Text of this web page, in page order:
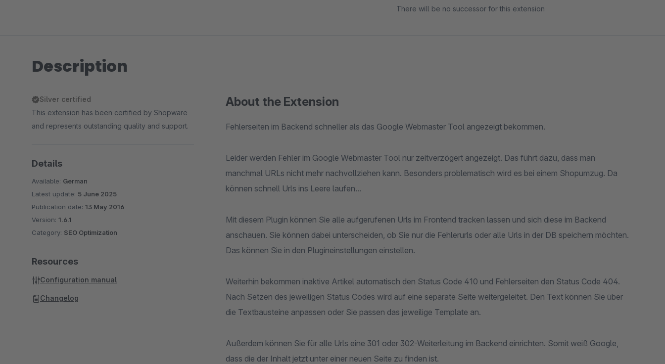
There will be no successor for this extension
Description
About the Extension
Fehlerseiten im Backend schneller als das Google Webmaster Tool angezeigt bekommen.
Leider werden Fehler im Google Webmaster Tool nur zeitverzögert angezeigt. Das führt dazu, dass man
manchmal URLs nicht mehr nachvollziehen kann. Besonders problematisch wird es bei einem Shopumzug. Da
können schnell Urls ins Leere laufen...
Mit diesem Plugin können Sie alle aufgerufenen Urls im Frontend tracken lassen und sich diese im Backend
anschauen. Sie können dabei unterscheiden, ob Sie nur die Fehlerurls oder alle Urls in der DB speichern möchten.
Das können Sie in den Plugineinstellungen einstellen.
Weiterhin bekommen inaktive Artikel automatisch den Status Code 410 und Fehlerseiten den Status Code 404.
Nach Setzen des jeweiligen Status Codes wird auf eine separate Seite weitergeleitet. Den Text können Sie über
die Textbausteine anpassen oder Sie passen das jeweilige Template an.
Außerdem können Sie für alle Urls eine 301 oder 302-Weiterleitung im Backend einrichten. Somit weiß Google,
dass die der Inhalt jetzt unter einer neuen Seite zu finden ist.
Silver certified
This extension has been certified by Shopware
and represents outstanding quality and support.
Details
Available: German
Latest update: 5 June 2025
Publication date: 13 May 2016
Version: 1.6.1
Category: SEO Optimization
Resources
Configuration manual
Changelog